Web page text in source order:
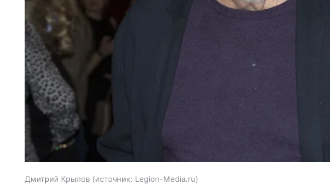
Дмитрий Крылов источник: Legion-Media.ru